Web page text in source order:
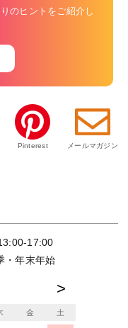
のヒントをご紹介し
Pinterest メールマガジン
17:00
・年末年始
金 土